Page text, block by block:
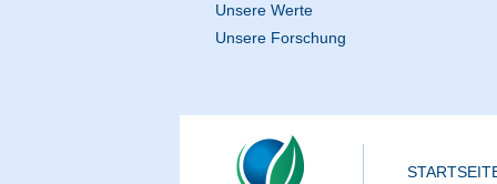
Unsere Werte
Unsere Forschung